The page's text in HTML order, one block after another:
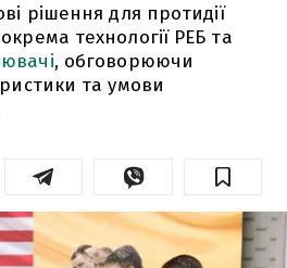
рішення для протидії
технології РЕБ та
, обговорюючи
та умови